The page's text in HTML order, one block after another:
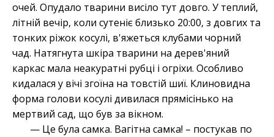
очей. Опудало тварини висіло тут довго. У теплий,
літній вечір, коли сутеніє близько 20:00, з довгих та
тонких ріжок косулі, в'яжеться клубами чорний
чад. Натягнута шкіра тварини на дерев'яний
каркас мала неакуратні рубці і огріхи. Особливо
кидалася у вічі згоїна на товстій шиї. Клиновидна
форма голови косулі дивилася прямісінько на
мертвий сад, що був за вікном.
— Це була самка. Вагітна самка! – постукав по